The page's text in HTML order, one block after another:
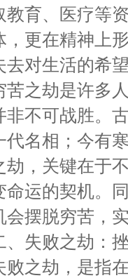
教育、医疗等
，更在精神上
去对生活的希
苦之劫是许多
非不可战胜。
代名相；今有
劫，关键在于
命运的契机。
会摆脱穷苦，
、失败之劫：
败之劫，是指